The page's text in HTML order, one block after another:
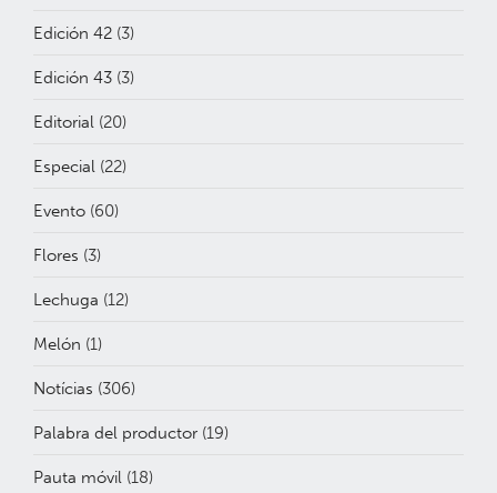
Edición 42 (3)
Edición 43 (3)
Editorial (20)
Especial (22)
Evento (60)
Flores (3)
Lechuga (12)
Melón (1)
Notícias (306)
Palabra del productor (19)
Pauta móvil (18)